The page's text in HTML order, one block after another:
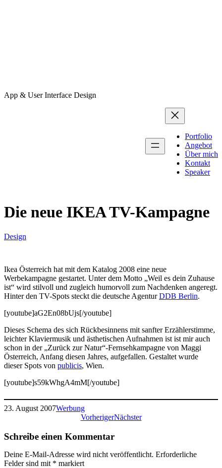
App & User Interface Design
Portfolio
Angebot
Über mich
Kontakt
Speaker
Die neue IKEA TV-Kampagne
Design
Ikea Österreich hat mit dem Katalog 2008 eine neue
Werbekampagne gestartet. Unter dem Motto „Weil es dein Zuhause
ist“ wird stilvoll und zugleich humorvoll zum Nachdenken angeregt.
Hinter den TV-Spots steckt die deutsche AgenturDDB Berlin.
[youtube]aG2En08bUjs[/youtube]
Dieses Schema des sich Rückbesinnens mit sanfter Erzählerstimme,
leichter Klaviermusik und ästhetischen Aufnahmen ist ist mir auch
schon in der „Zurück zur Natur“-Fernsehkampagne von Maggi
Österreich, Anfang diesen Jahres, aufgefallen. Gestaltet wurde
dieser Spots von publicis, Wien.
[youtube]s59kWhgA4mM[/youtube]
23. August 2007Werbung
VorherigerNächster
Schreibe einen Kommentar
Deine E-Mail-Adresse wird nicht veröffentlicht. Erforderliche
Felder sind mit * markiert